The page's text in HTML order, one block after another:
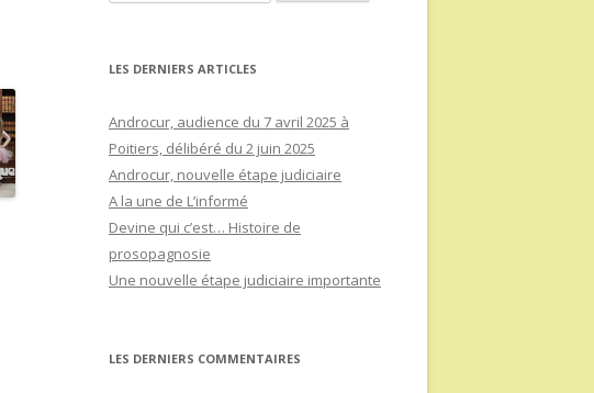
LES DERNIERS ARTICLES
Androcur, audience du 7 avril 2025 à
Poitiers, délibéré du 2 juin 2025
Androcur, nouvelle étape judiciaire
A la une de L’informé
Devine qui c’est… Histoire de
prosopagnosie
Une nouvelle étape judiciaire importante
LES DERNIERS COMMENTAIRES